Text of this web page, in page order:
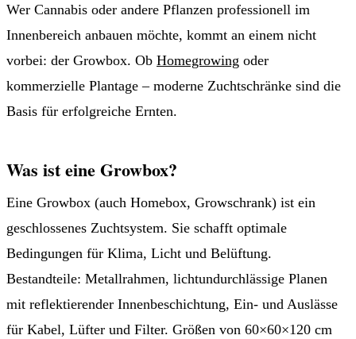
Wer Cannabis oder andere Pflanzen professionell im
Innenbereich anbauen möchte, kommt an einem nicht
vorbei: der Growbox. Ob Homegrowing oder
kommerzielle Plantage – moderne Zuchtschränke sind die
Basis für erfolgreiche Ernten.
Was ist eine Growbox?
Eine Growbox (auch Homebox, Growschrank) ist ein
geschlossenes Zuchtsystem. Sie schafft optimale
Bedingungen für Klima, Licht und Belüftung.
Bestandteile: Metallrahmen, lichtundurchlässige Planen
mit reflektierender Innenbeschichtung, Ein- und Auslässe
für Kabel, Lüfter und Filter. Größen von 60×60×120 cm